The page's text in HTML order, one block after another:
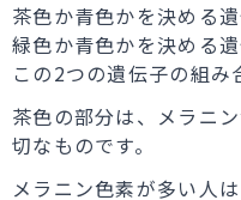
茶色か青色かを決める
緑色か青色かを決める
この2つの遺伝子の組
茶色の部分は、メラニ
切なものです。
メラニン色素が多い人